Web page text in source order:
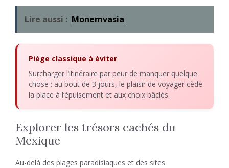
Lire aussi : Monemvasia
Piège classique à éviter
Surcharger l’itinéraire par peur de manquer quelque
chose : au bout de 3 jours, le plaisir de voyager cède
la place à l’épuisement et aux choix bâclés.
Explorer les trésors cachés du
Mexique
Au-delà des plages paradisiaques et des sites